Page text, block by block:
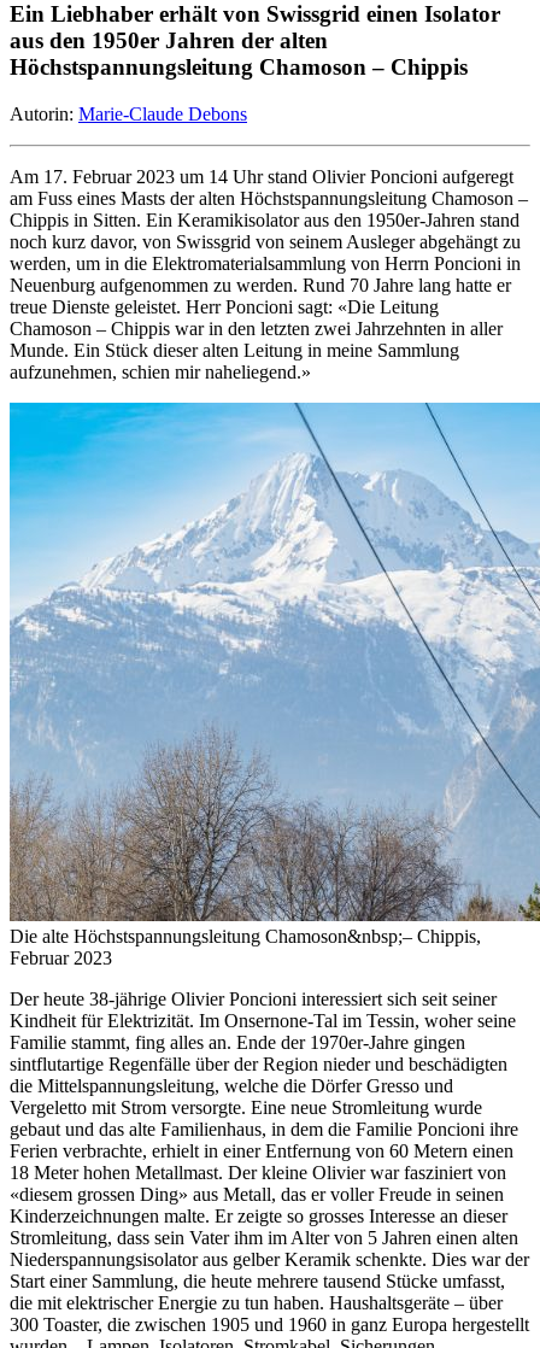
Ein Liebhaber erhält von Swissgrid einen Isolator
aus den 1950er Jahren der alten
Höchstspannungsleitung Chamoson – Chippis
Autorin: Marie-Claude Debons
Am 17. Februar 2023 um 14 Uhr stand Olivier Poncioni aufgeregt
am Fuss eines Masts der alten Höchstspannungsleitung Chamoson –
Chippis in Sitten. Ein Keramikisolator aus den 1950er-Jahren stand
noch kurz davor, von Swissgrid von seinem Ausleger abgehängt zu
werden, um in die Elektromaterialsammlung von Herrn Poncioni in
Neuenburg aufgenommen zu werden. Rund 70 Jahre lang hatte er
treue Dienste geleistet. Herr Poncioni sagt: «Die Leitung
Chamoson – Chippis war in den letzten zwei Jahrzehnten in aller
Munde. Ein Stück dieser alten Leitung in meine Sammlung
aufzunehmen, schien mir naheliegend.»
Die alte Höchstspannungsleitung Chamoson&nbsp;– Chippis,
Februar 2023
Der heute 38-jährige Olivier Poncioni interessiert sich seit seiner
Kindheit für Elektrizität. Im Onsernone-Tal im Tessin, woher seine
Familie stammt, fing alles an. Ende der 1970er-Jahre gingen
sintflutartige Regenfälle über der Region nieder und beschädigten
die Mittelspannungsleitung, welche die Dörfer Gresso und
Vergeletto mit Strom versorgte. Eine neue Stromleitung wurde
gebaut und das alte Familienhaus, in dem die Familie Poncioni ihre
Ferien verbrachte, erhielt in einer Entfernung von 60 Metern einen
18 Meter hohen Metallmast. Der kleine Olivier war fasziniert von
«diesem grossen Ding» aus Metall, das er voller Freude in seinen
Kinderzeichnungen malte. Er zeigte so grosses Interesse an dieser
Stromleitung, dass sein Vater ihm im Alter von 5 Jahren einen alten
Niederspannungsisolator aus gelber Keramik schenkte. Dies war der
Start einer Sammlung, die heute mehrere tausend Stücke umfasst,
die mit elektrischer Energie zu tun haben. Haushaltsgeräte – über
300 Toaster, die zwischen 1905 und 1960 in ganz Europa hergestellt